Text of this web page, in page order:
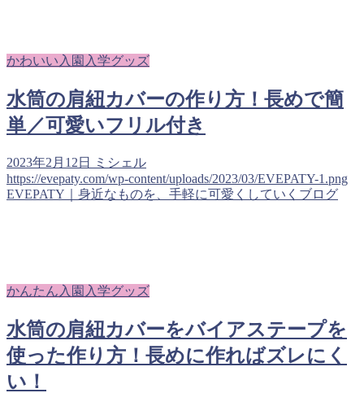
かわいい入園入学グッズ
水筒の肩紐カバーの作り方！長めで簡
単／可愛いフリル付き
2023年2月12日
ミシェル
https://evepaty.com/wp-content/uploads/2023/03/EVEPATY-1.png
EVEPATY｜身近なものを、手軽に可愛くしていくブログ
かんたん入園入学グッズ
水筒の肩紐カバーをバイアステープを
使った作り方！長めに作ればズレにく
い！